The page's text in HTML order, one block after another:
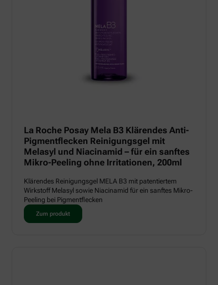
La Roche Posay Mela B3 Klärendes Anti-
Pigmentflecken Reinigungsgel mit
Melasyl und Niacinamid – für ein sanftes
Mikro-Peeling ohne Irritationen, 200ml
Klärendes Reinigungsgel MELA B3 mit patentiertem
Wirkstoff Melasyl sowie Niacinamid für ein sanftes Mikro-
Peeling bei Pigmentflecken
Zum produkt